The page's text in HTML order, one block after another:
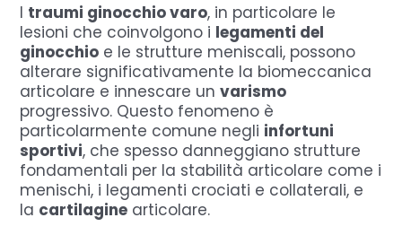
I traumi ginocchio varo, in particolare le
lesioni che coinvolgono i legamenti del
ginocchio e le strutture meniscali, possono
alterare significativamente la biomeccanica
articolare e innescare unvarismo
progressivo. Questo fenomeno è
particolarmente comune negli infortuni
sportivi, che spesso danneggiano strutture
fondamentali per la stabilità articolare come i
menischi, i legamenti crociati e collaterali, e
la cartilagine articolare.